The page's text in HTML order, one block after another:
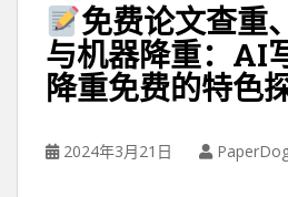
免费论文查重
与机器降重：AI
降重免费的特色
2024年3月21日